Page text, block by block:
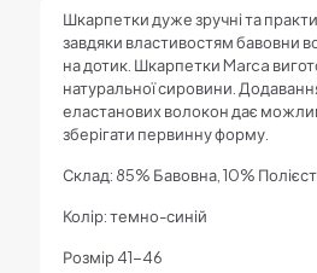
Шкарпетки дуже зручні та
завдяки властивостям бавовни
на дотик. Шкарпетки Marca
натуральної сировини.
еластанових волокон дає
зберігати первинну форму.
Склад: 85% Бавовна, 10%
Колір: темно-синій
Розмір 41-46